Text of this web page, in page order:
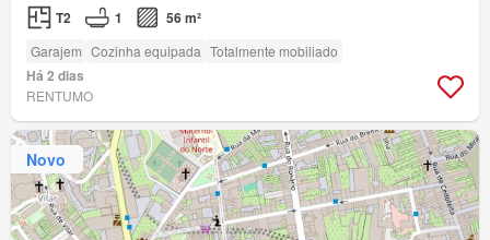
T2 1 56 m²
Garajem Cozinha equipada Totalmente mobiliado
Há 2 dias
RENTUMO
Novo